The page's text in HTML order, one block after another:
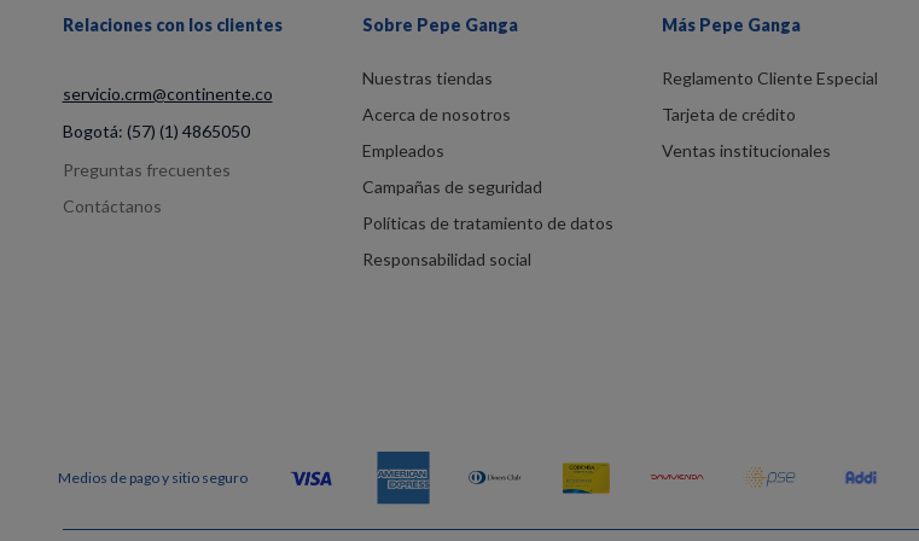
Relaciones con los clientes
servicio.crm@continente.co
Bogotá: (57) (1) 4865050
Preguntas frecuentes
Contáctanos
Sobre Pepe Ganga
Nuestras tiendas
Acerca de nosotros
Empleados
Campañas de seguridad
Políticas de tratamiento de datos
Responsabilidad social
Más Pepe Ganga
Reglamento Cliente Especial
Tarjeta de crédito
Ventas institucionales